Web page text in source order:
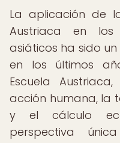
La aplicación de
Austriaca en los
asiáticos ha sido
en los últimos
Escuela
acción humana, la
y el cálculo
perspectiva